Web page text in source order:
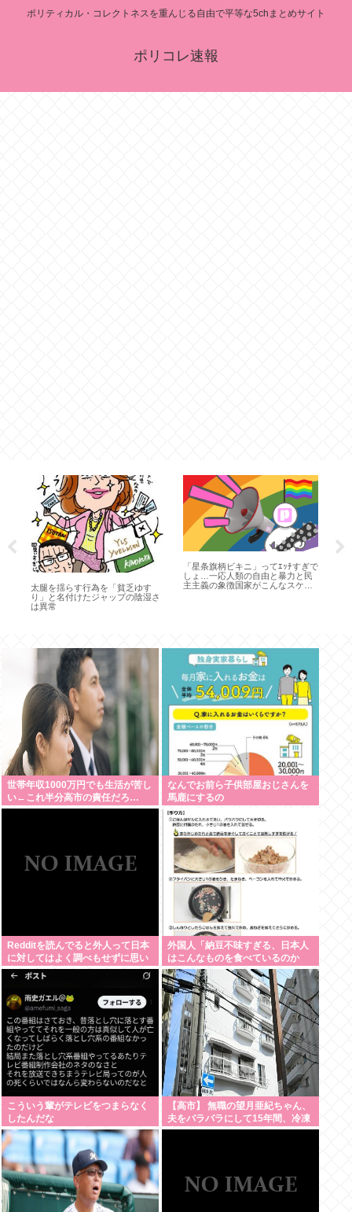
ポリティカル・コレクトネスを重んじる自由で平等な5chまとめサイト
ポリコレ速報
太腿を揺らす行為を「貧乏ゆす
り」と名付けたジャップの陰湿さ
は異常
「星条旗柄ビキニ」ってｴｯﾁすぎで
しょ…一応人類の自由と暴力と民
主主義の象徴国家がこんなスケベ
世帯年収1000万円でも生活が苦し
い←これ半分高市の責任だろ…
なんでお前ら子供部屋おじさんを
馬鹿にするの
Redditを読んでると外人って日本
に対してはよく調べもせずに思い
込みで勝手に議論してるよな
外国人「納豆不味すぎる、日本人
はこんなものを食べているのか
い？」
こういう輩がテレビをつまらなく
したんだな
【高市】 無職の望月亜紀ちゃん、
夫をバラバラにして15年間、冷凍
庫で保存